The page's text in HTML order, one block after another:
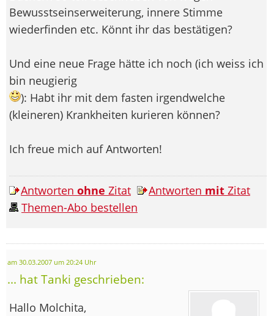
Bewusstseinserweiterung, innere Stimme
wiederfinden etc. Könnt ihr das bestätigen?
Und eine neue Frage hätte ich noch (ich weiss ich
bin neugierig
): Habt ihr mit dem fasten irgendwelche
(kleineren) Krankheiten kurieren können?
Ich freue mich auf Antworten!
Antworten ohne Zitat Antworten mit Zitat
Themen-Abo bestellen
am 30.03.2007 um 20:24 Uhr
... hat Tanki geschrieben:
Hallo Molchita,